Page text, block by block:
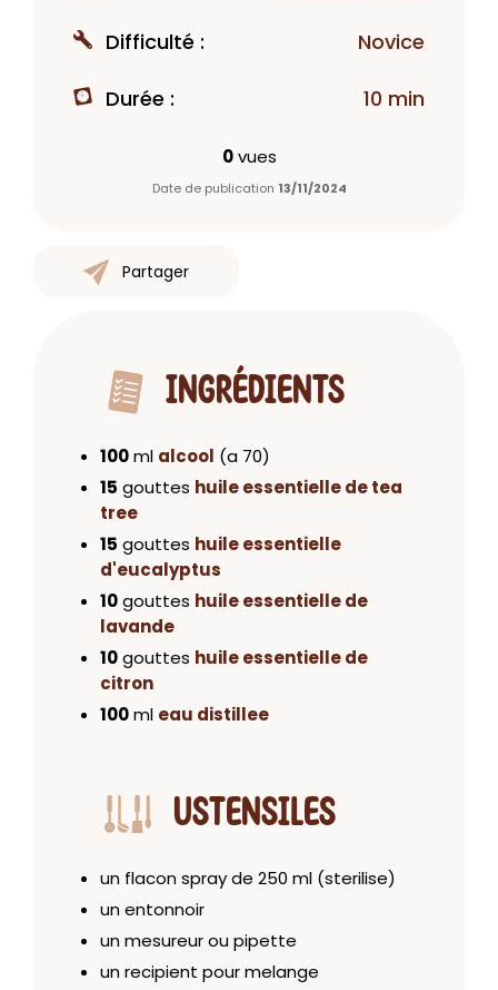
Difficulté : Novice
Durée : 10 min
0vues
Date de publication 13/11/2024
Partager
INGRÉDIENTS
100ml alcool (a 70)
15 gouttes huile essentielle de tea
tree
15 gouttes huile essentielle
d'eucalyptus
10gouttes huile essentielle de
lavande
10gouttes huile essentielle de
citron
100ml eau distillee
USTENSILES
un flacon spray de 250 ml (sterilise)
un entonnoir
un mesureur ou pipette
un recipient pour melange